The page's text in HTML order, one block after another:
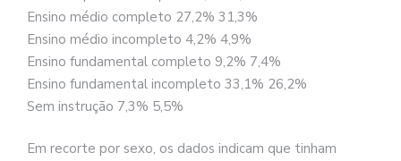
Ensino médio completo 27,2% 31,3%
Ensino médio incompleto 4,2% 4,9%
Ensino fundamental completo 9,2% 7,4%
Ensino fundamental incompleto 33,1% 26,2%
Sem instrução 7,3% 5,5%
Em recorte por sexo, os dados indicam que tinham